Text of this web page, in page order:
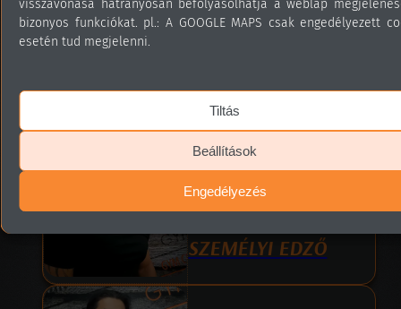
visszavonása hátrányosan befolyásolhatja a weblap
bizonyos funkciókat. pl.: A GOOGLE MAPS csak engedélyezett
esetén tud megjelenni.
Engedélyezés
Tiltás
Beállítások
ELEK GÁBOR
SZEMÉLYI EDZŐ
SÖRÖS SZABOLCS
SZEMÉLYI EDZŐ